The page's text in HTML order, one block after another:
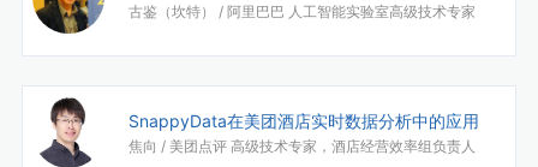
古鉴（坎特） / 阿里巴巴 人工智能实验室高级技术专家
SnappyData在美团酒店实时数据分析中的应用
焦向 / 美团点评 高级技术专家，酒店经营效率组负责人